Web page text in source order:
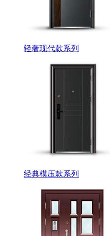
轻奢现代款系列
经典模压款系列